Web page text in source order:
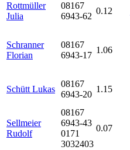
Rottmüller
Julia
08167
6943-62
0.12
Schranner
Florian
08167
6943-17
1.06
Schütt Lukas
08167
6943-20
1.15
Sellmeier
Rudolf
08167
6943-43
0171
3032403
0.07